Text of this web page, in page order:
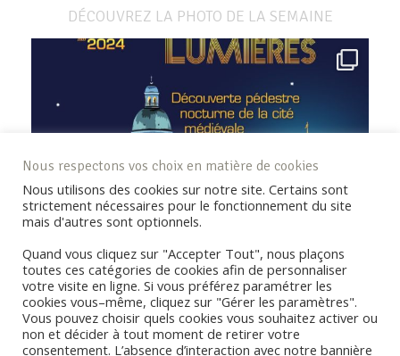
DÉCOUVREZ LA PHOTO DE LA SEMAINE
Nous respectons vos choix en matière de cookies
Nous utilisons des cookies sur notre site. Certains sont
strictement nécessaires pour le fonctionnement du site
mais d'autres sont optionnels.
Quand vous cliquez sur "Accepter Tout", nous plaçons
toutes ces catégories de cookies afin de personnaliser
votre visite en ligne. Si vous préférez paramétrer les
cookies vous–même, cliquez sur "Gérer les paramètres".
Vous pouvez choisir quels cookies vous souhaitez activer ou
non et décider à tout moment de retirer votre
consentement. L’absence d’interaction avec notre bannière